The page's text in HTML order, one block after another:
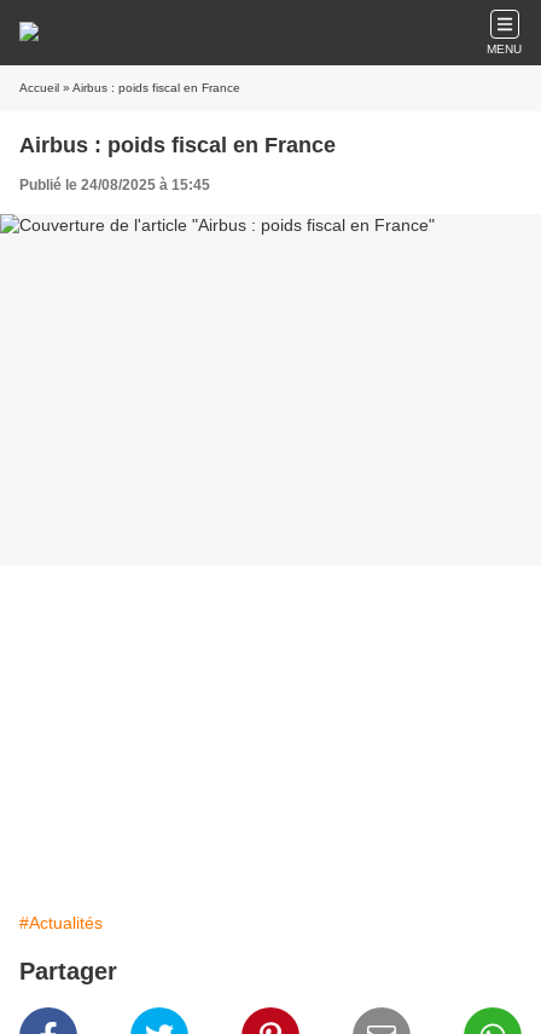
MENU
Accueil » Airbus : poids fiscal en France
Airbus : poids fiscal en France
Publié le 24/08/2025 à 15:45
#Actualités
Partager